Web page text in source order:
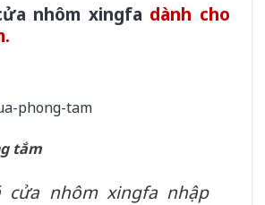
nhôm xingfa dành cho
tắm
cửa nhôm xingfa nhập